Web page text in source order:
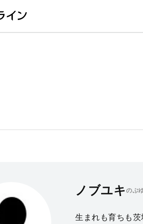
ノブユキ のぶ
生まれも育ちも